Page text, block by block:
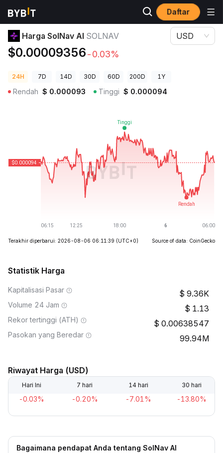
Daftar
Harga Kripto
Harga SolNav AI SOLNAV
$0.00009356-0.03%
USD
24H 7D 14D 30D 60D 200D 1Y
Rendah $ 0.000093 Tinggi $ 0.000094
Terakhir diperbarui: 2026-08-06 06:11:39 (UTC+0) Source of data: CoinGecko
Statistik Harga
Kapitalisasi Pasar 9.36K
Volume 24 Jam 1.13
Rekor tertinggi (ATH) 0.00638547
Pasokan yang Beredar 99.94M
Riwayat Harga (USD)
Hari Ini 7 hari 14 hari 30 hari
-0.03% -0.20% -7.01% -13.80%
Bagaimana pendapat Anda tentang SolNav AI